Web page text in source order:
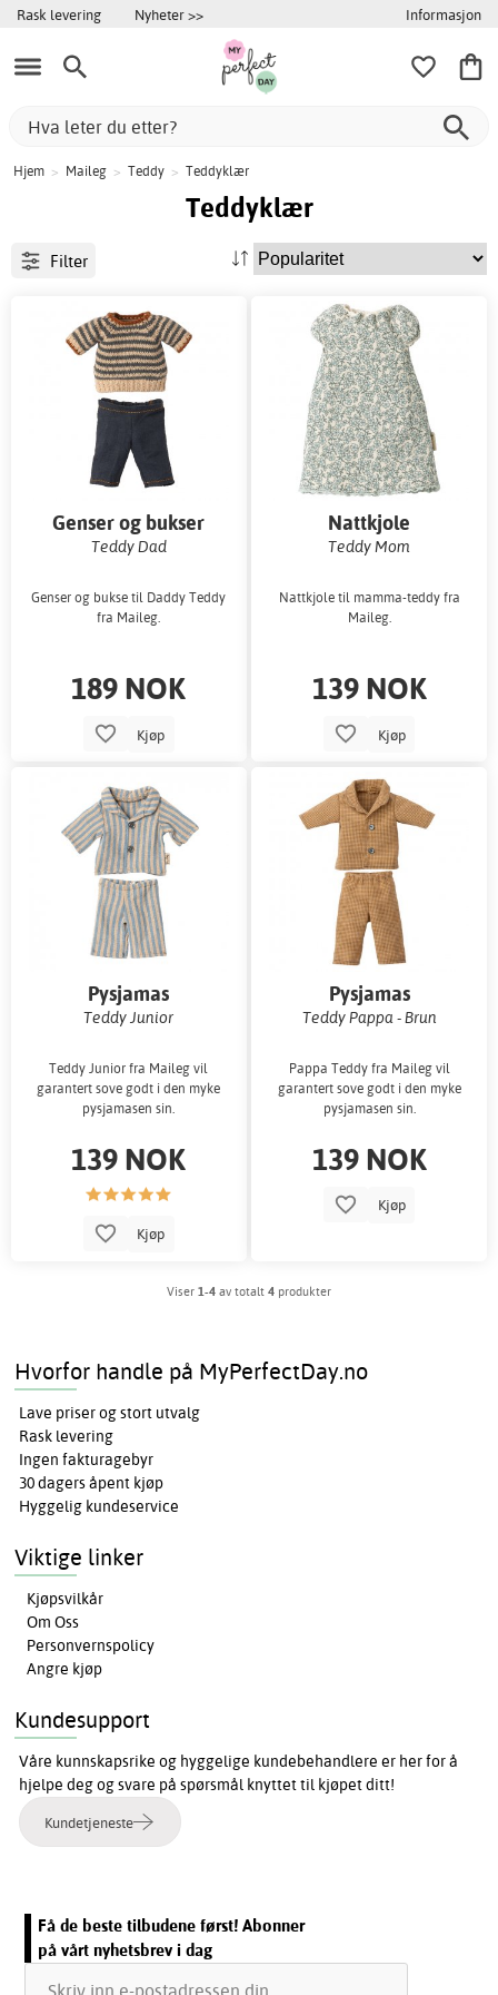
Rask levering Nyheter >> Informasjon
Hjem > Maileg > Teddy > Teddyklær
Teddyklær
Filter
Genser og bukser
Teddy Dad
Genser og bukse til Daddy Teddy
fra Maileg.
189 NOK
Kjøp
Nattkjole
Teddy Mom
Nattkjole til mamma-teddy fra
Maileg.
139 NOK
Kjøp
Pysjamas
Teddy Junior
Teddy Junior fra Maileg vil
garantert sove godt i den myke
pysjamasen sin.
139 NOK
Kjøp
Pysjamas
Teddy Pappa - Brun
Pappa Teddy fra Maileg vil
garantert sove godt i den myke
pysjamasen sin.
139 NOK
Kjøp
Viser 1-4 av totalt 4 produkter
Hvorfor handle på MyPerfectDay.no
Lave priser og stort utvalg
Rask levering
Ingen fakturagebyr
30 dagers åpent kjøp
Hyggelig kundeservice
Viktige linker
Kjøpsvilkår
Om Oss
Personvernspolicy
Angre kjøp
Kundesupport
Våre kunnskapsrike og hyggelige kundebehandlere er her for å
hjelpe deg og svare på spørsmål knyttet til kjøpet ditt!
Kundetjeneste
Få de beste tilbudene først! Abonner
på vårt nyhetsbrev i dag